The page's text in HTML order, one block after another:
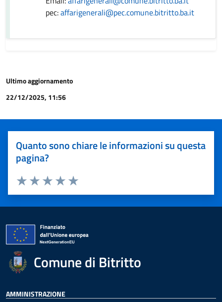
pec:affarigenerali@pec.comune.bitritto.ba.it
Ultimo aggiornamento
22/12/2025, 11:56
Quanto sono chiare le informazioni su questa
pagina?
Valuta 5 stelle su 5
Valuta 4 stelle su 5
Valuta 3 stelle su 5
Valuta 2 stelle su 5
Valuta 1 stelle su 5
Comune di Bitritto
AMMINISTRAZIONE